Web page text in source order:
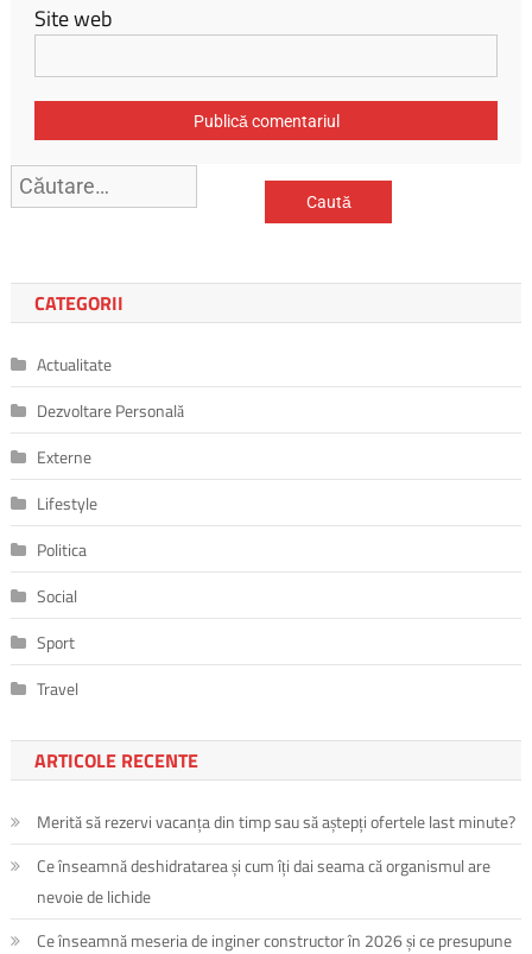
Site web
Caută
după:
CATEGORII
Actualitate
Dezvoltare Personală
Externe
Lifestyle
Politica
Social
Sport
Travel
ARTICOLE RECENTE
Merită să rezervi vacanța din timp sau să aștepți ofertele last minute?
Ce înseamnă deshidratarea și cum îți dai seama că organismul are
nevoie de lichide
Ce înseamnă meseria de inginer constructor în 2026 și ce presupune